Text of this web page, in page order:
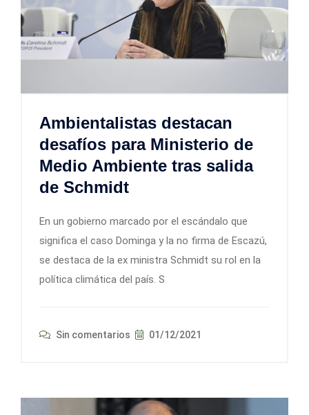
Ambientalistas destacan
desafíos para Ministerio de
Medio Ambiente tras salida
de Schmidt
En un gobierno marcado por el escándalo que
significa el caso Dominga y la no firma de Escazú,
se destaca de la ex ministra Schmidt su rol en la
política climática del país. S
Sin comentarios 01/12/2021